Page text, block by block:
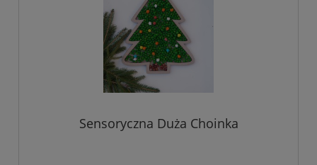
Sensoryczna Duża Choinka